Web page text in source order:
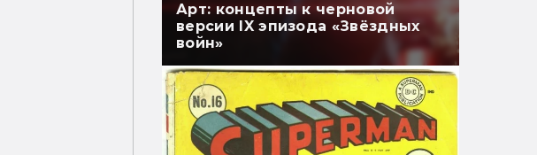
Арт: концепты к черновой
версии IX эпизода «Звёздных
войн»